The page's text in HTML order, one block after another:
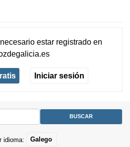
estar registradoen
Iniciar sesión
idioma: Galego